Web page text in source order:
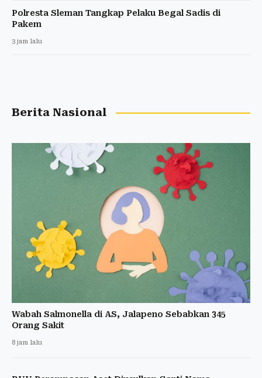
Polresta Sleman Tangkap Pelaku Begal Sadis di
Pakem
3 jam lalu
Berita Nasional
Wabah Salmonella di AS, Jalapeno Sebabkan 345
Orang Sakit
8 jam lalu